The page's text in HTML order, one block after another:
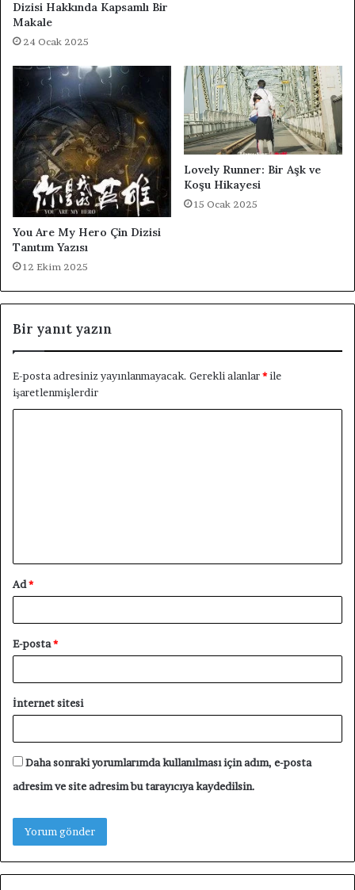
Dizisi Hakkında Kapsamlı Bir
Makale
24 Ocak 2025
You Are My Hero Çin Dizisi
Tanıtım Yazısı
12 Ekim 2025
Lovely Runner: Bir Aşk ve
Koşu Hikayesi
15 Ocak 2025
Bir yanıt yazın
E-posta adresiniz yayınlanmayacak. Gerekli alanlar*ile
işaretlenmişlerdir
Ad*
E-posta*
İnternet sitesi
Daha sonraki yorumlarımda kullanılması için adım, e-posta
adresim ve site adresim bu tarayıcıya kaydedilsin.